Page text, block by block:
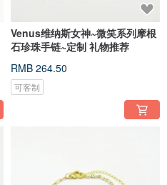
Venus维纳斯女神~微笑系列摩根
石珍珠手链~定制 礼物推荐
RMB 264.50
可客制